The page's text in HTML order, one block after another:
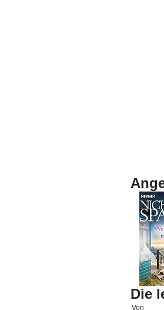
Die
Von